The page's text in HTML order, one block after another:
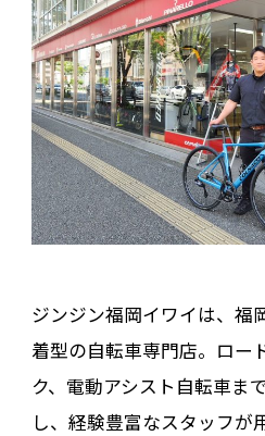
ジンジン福岡イワイは、福
着型の自転車専門店。ロー
ク、電動アシスト自転車ま
し、経験豊富なスタッフが